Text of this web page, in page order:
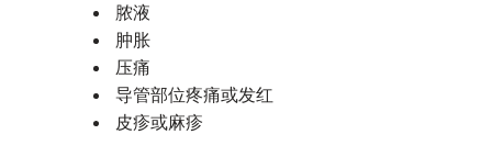
脓液
肿胀
压痛
导管部位疼痛或发红
皮疹或麻疹